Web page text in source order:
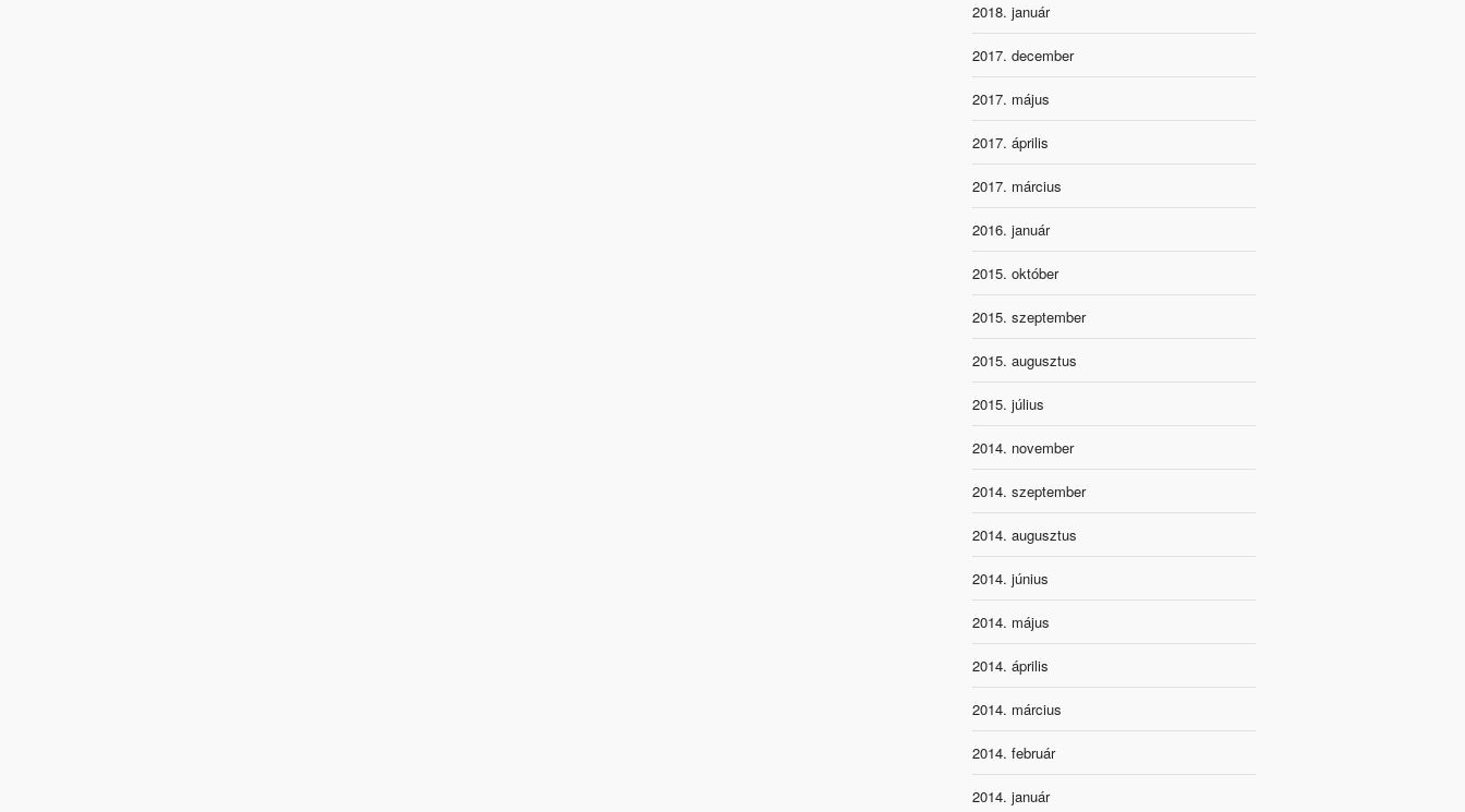
2018. január
2017. december
2017. május
2017. április
2017. március
2016. január
2015. október
2015. szeptember
2015. augusztus
2015. július
2014. november
2014. szeptember
2014. augusztus
2014. június
2014. május
2014. április
2014. március
2014. február
2014. január